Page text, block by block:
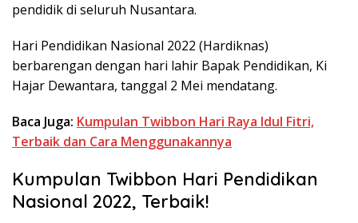
pendidik di seluruh Nusantara.
Hari Pendidikan Nasional 2022 (Hardiknas)
berbarengan dengan hari lahir Bapak Pendidikan, Ki
Hajar Dewantara, tanggal 2 Mei mendatang.
Baca Juga: Kumpulan Twibbon Hari Raya Idul Fitri,
Terbaik dan Cara Menggunakannya
Kumpulan Twibbon Hari Pendidikan
Nasional 2022, Terbaik!